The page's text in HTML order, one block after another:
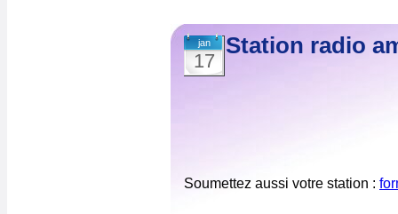
jan
17
Station radio
Soumettez aussi votre station :